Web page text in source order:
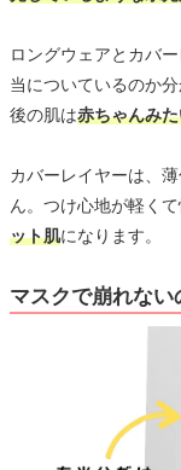
ロングウェアとカバ
当についているのか
後の肌は赤ちゃんみ
カバーレイヤーは、
ん。つけ心地が軽くて
ット肌になります。
マスクで崩れない